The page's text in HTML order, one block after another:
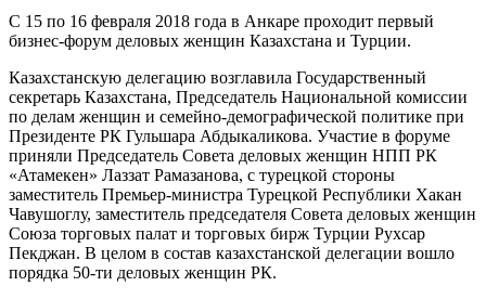
С 15 по 16 февраля 2018 года в Анкаре проходит первый
бизнес-форум деловых женщин Казахстана и Турции.
Казахстанскую делегацию возглавила Государственный
секретарь Казахстана, Председатель Национальной комиссии
по делам женщин и семейно-демографической политике при
Президенте РК Гульшара Абдыкаликова. Участие в форуме
приняли Председатель Совета деловых женщин НПП РК
«Атамекен» Лаззат Рамазанова, с турецкой стороны
заместитель Премьер-министра Турецкой Республики Хакан
Чавушоглу, заместитель председателя Совета деловых женщин
Союза торговых палат и торговых бирж Турции Рухсар
Пекджан. В целом в состав казахстанской делегации вошло
порядка 50-ти деловых женщин РК.